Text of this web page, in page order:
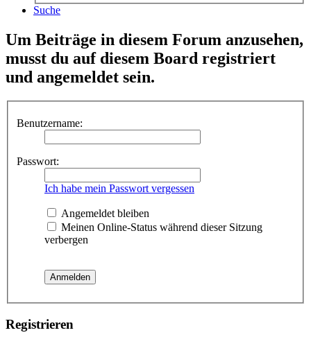
Suche
Um Beiträge in diesem Forum anzusehen,
musst du auf diesem Board registriert
und angemeldet sein.
Benutzername:
Passwort:
Ich habe mein Passwort vergessen
Angemeldet bleiben
Meinen Online-Status während dieser Sitzung
verbergen
Registrieren